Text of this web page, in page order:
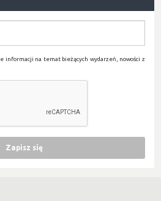
informacji na temat bieżących wydarzeń, nowości z